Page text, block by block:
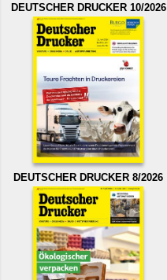
DEUTSCHER DRUCKER 10/2026
DEUTSCHER DRUCKER 8/2026